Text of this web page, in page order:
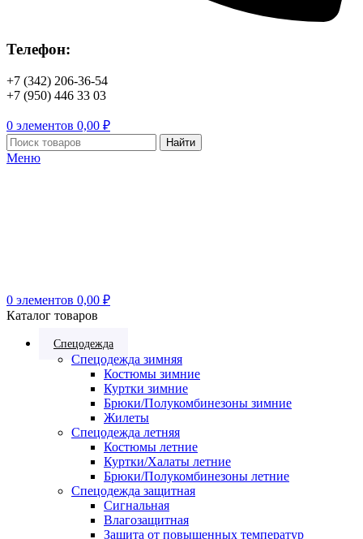
Телефон:
+7 (342) 206-36-54
+7 (950) 446 33 03
0 элементов 0,00 ₽
Найти
Меню
0 элементов 0,00 ₽
Каталог товаров
Спецодежда
Спецодежда зимняя
Костюмы зимние
Куртки зимние
Брюки/Полукомбинезоны зимние
Жилеты
Спецодежда летняя
Костюмы летние
Куртки/Халаты летние
Брюки/Полукомбинезоны летние
Спецодежда защитная
Сигнальная
Влагозащитная
Защита от повышенных температур